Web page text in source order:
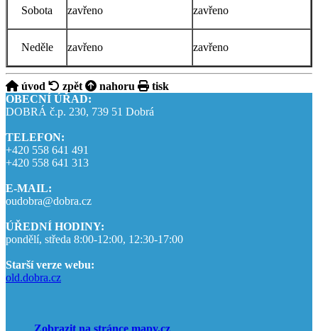
Sobota zavřeno zavřeno
Neděle zavřeno zavřeno
úvod zpět nahoru
tisk
OBECNÍ ÚŘAD:
DOBRÁ č.p. 230, 739 51 Dobrá
TELEFON:
+420 558 641 491
+420 558 641 313
E-MAIL:
oudobra@dobra.cz
ÚŘEDNÍ HODINY:
pondělí, středa 8:00-12:00, 12:30-17:00
Starší verze webu:
old.dobra.cz
Zobrazit na stránce mapy.cz